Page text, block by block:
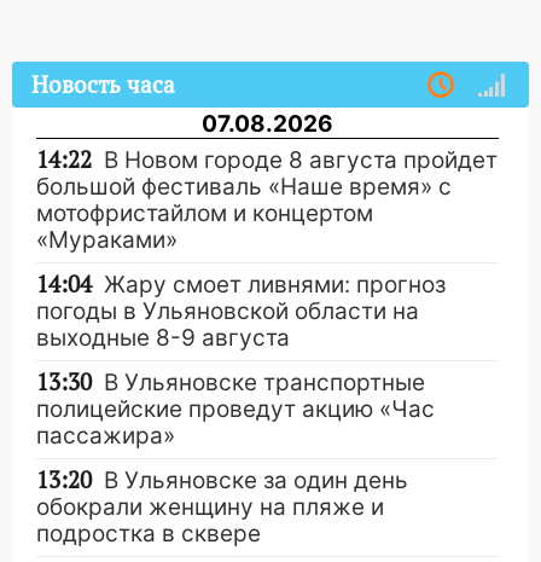
Новость часа
07.08.2026
14:22 В Новом городе 8 августа пройдет
большой фестиваль «Наше время» с
мотофристайлом и концертом
«Мураками»
14:04 Жару смоет ливнями: прогноз
погоды в Ульяновской области на
выходные 8-9 августа
13:30 В Ульяновске транспортные
полицейские проведут акцию «Час
пассажира»
13:20 В Ульяновске за один день
обокрали женщину на пляже и
подростка в сквере